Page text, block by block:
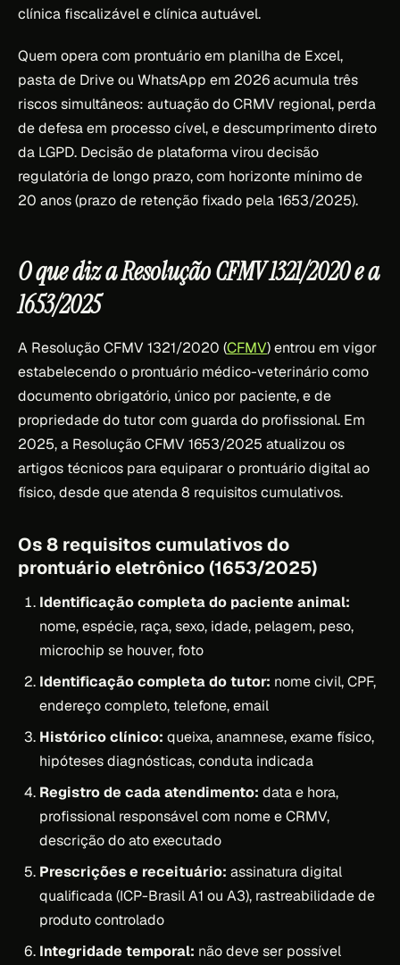
clínica fiscalizável e clínica autuável.
Quem opera com prontuário em planilha de Excel,
pasta de Drive ou WhatsApp em 2026 acumula três
riscos simultâneos: autuação do CRMV regional, perda
de defesa em processo cível, e descumprimento direto
da LGPD. Decisão de plataforma virou decisão
regulatória de longo prazo, com horizonte mínimo de
20 anos (prazo de retenção fixado pela 1653/2025).
O que diz a Resolução CFMV 1321/2020 e a
1653/2025
A Resolução CFMV 1321/2020 (CFMV) entrou em vigor
estabelecendo o prontuário médico-veterinário como
documento obrigatório, único por paciente, e de
propriedade do tutor com guarda do profissional. Em
2025, a Resolução CFMV 1653/2025 atualizou os
artigos técnicos para equiparar o prontuário digital ao
físico, desde que atenda 8 requisitos cumulativos.
Os 8 requisitos cumulativos do
prontuário eletrônico (1653/2025)
Identificação completa do paciente animal:
nome, espécie, raça, sexo, idade, pelagem, peso,
microchip se houver, foto
Identificação completa do tutor: nome civil, CPF,
endereço completo, telefone, email
Histórico clínico: queixa, anamnese, exame físico,
hipóteses diagnósticas, conduta indicada
Registro de cada atendimento: data e hora,
profissional responsável com nome e CRMV,
descrição do ato executado
Prescrições e receituário: assinatura digital
qualificada (ICP-Brasil A1 ou A3), rastreabilidade de
produto controlado
Integridade temporal: não deve ser possível